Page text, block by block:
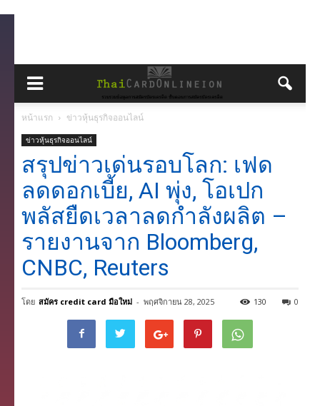
หน้าแรก ข่าวหุ้นธุรกิจออนไลน์
ข่าวหุ้นธุรกิจออนไลน์
สรุปข่าวเด่นรอบโลก: เฟด
ลดดอกเบี้ย, AI พุ่ง, โอเปก
พลัสยืดเวลาลดกำลังผลิต –
รายงานจาก Bloomberg,
CNBC, Reuters
โดย สมัคร credit card มือใหม่ - พฤศจิกายน 28, 2025 0
130